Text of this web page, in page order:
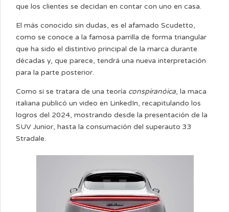
que los clientes se decidan en contar con uno en casa.
El más conocido sin dudas, es el afamado Scudetto,
como se conoce a la famosa parrilla de forma triangular
que ha sido el distintivo principal de la marca durante
décadas y, que parece, tendrá una nueva interpretación
para la parte posterior.
Como si se tratara de una teoría conspiranóica, la maca
italiana publicó un video en LinkedIn, recapitulando los
logros del 2024, mostrando desde la presentación de la
SUV Junior, hasta la consumación del superauto 33
Stradale.